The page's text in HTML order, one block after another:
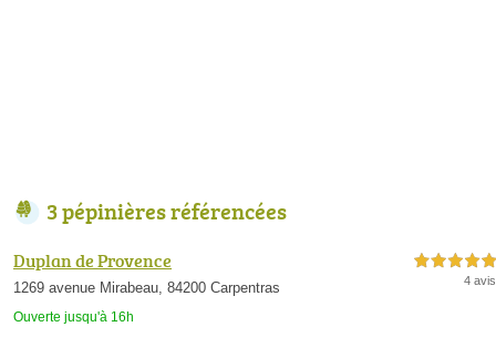
3 pépinières référencées
Duplan de Provence
1269 avenue Mirabeau, 84200 Carpentras
Ouverte jusqu'à 16h
5,0 étoiles sur 5
4 avis